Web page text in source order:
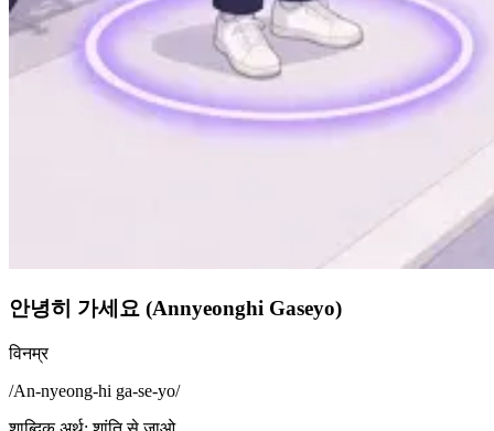
안녕히 가세요 (Annyeonghi Gaseyo)
विनम्र
/An-nyeong-hi ga-se-yo/